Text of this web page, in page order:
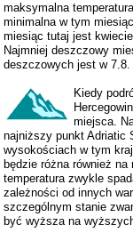
maksymalna
minimalna w tym
miesiąc tutaj jest
Najmniej deszczowy
deszczowych jest w 7.8.
Kiedy
miejsca.
najniższy punkt Adriatic
wysokościach w tym
będzie różna również
temperatura zwykle
zależności od innych
szczególnym stanie
być wyższa na